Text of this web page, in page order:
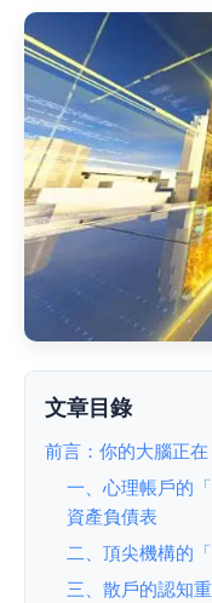
文章目錄
前言：你的大腦正在
一、心理帳戶的
資產負債表
二、頂尖機構的
三、散戶的認知